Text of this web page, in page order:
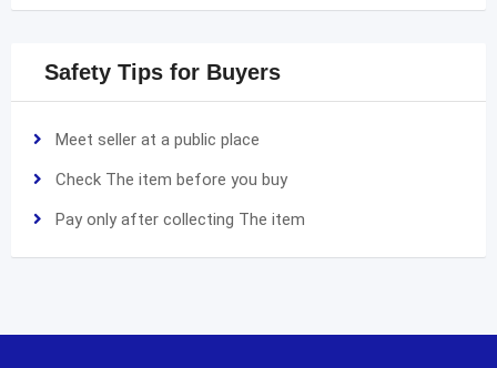
Safety Tips for Buyers
Meet seller at a public place
Check The item before you buy
Pay only after collecting The item